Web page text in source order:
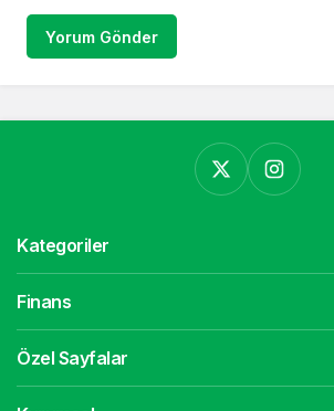
Yorum Gönder
Kategoriler
Finans
Özel Sayfalar